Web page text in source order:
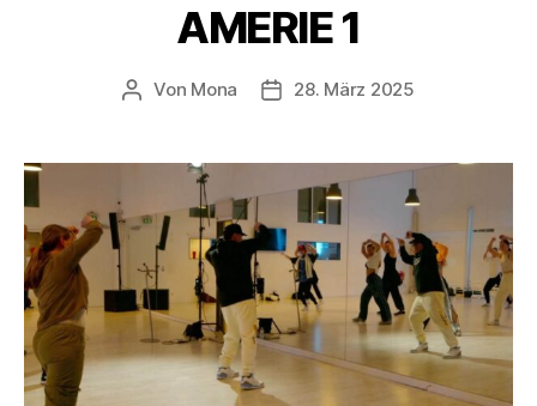
AMERIE 1
Von Mona 28. März 2025